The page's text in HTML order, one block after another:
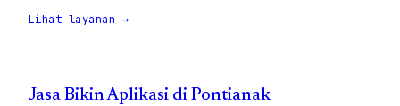
Lihat layanan →
Jasa Bikin Aplikasi di Pontianak